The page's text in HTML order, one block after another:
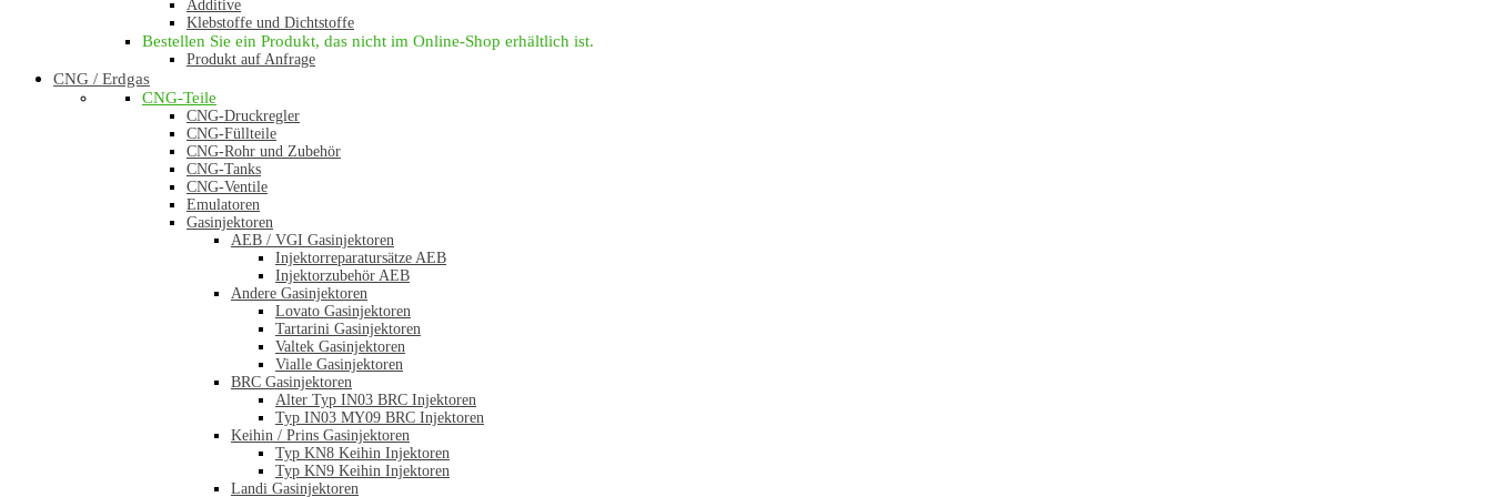
Additive
Klebstoffe und Dichtstoffe
Bestellen Sie ein Produkt, das nicht im Online-Shop erhältlich ist.
Produkt auf Anfrage
CNG / Erdgas
CNG-Teile
CNG-Druckregler
CNG-Füllteile
CNG-Rohr und Zubehör
CNG-Tanks
CNG-Ventile
Emulatoren
Gasinjektoren
AEB / VGI Gasinjektoren
Injektorreparatursätze AEB
Injektorzubehör AEB
Andere Gasinjektoren
Lovato Gasinjektoren
Tartarini Gasinjektoren
Valtek Gasinjektoren
Vialle Gasinjektoren
BRC Gasinjektoren
Alter Typ IN03 BRC Injektoren
Typ IN03 MY09 BRC Injektoren
Keihin / Prins Gasinjektoren
Typ KN8 Keihin Injektoren
Typ KN9 Keihin Injektoren
Landi Gasinjektoren